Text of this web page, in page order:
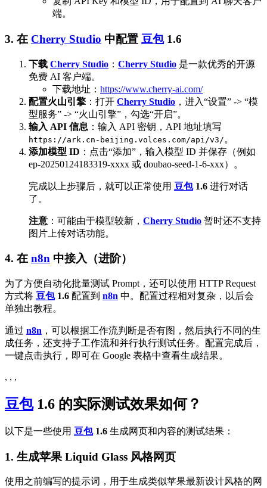
端。
3. 在 Cherry Studio 中配置 豆包1.6
下载 Cherry Studio ： Cherry Studio 是一款优秀的开源
免费 AI 客户端。
下载地址： https://www.cherry-ai.com/
配置火山引擎 ：打开 Cherry Studio ，进入“设置” -> “模
型服务” -> “火山引擎”，勾选“开启”。
输入 API 信息 ：输入 API 密钥，API 地址填写
https://ark.cn-beijing.volces.com/api/v3/ 。
添加模型 ID ：点击“添加”，输入模型 ID 并保存（例如
ep-20250124183319-xxxx 或 doubao-seed-1-6-xxx）。
完成以上步骤后，就可以正常使用 豆包1.6 进行对话
了。
注意 ：可能由于模型较新， Cherry Studio 暂时还不支持
图片上传对话功能。
4. 在 n8n 中接入（进阶）
为了方便自动化批量测试 Prompt，还可以使用 HTTP Request
方式将 豆包1.6 配置到 n8n 中。配置过程相对复杂，以后会
单独出教程。
通过 n8n ，可以根据工作流判断是否有图，然后执行不同的生
成任务，还支持子工作流和并行执行测试任务。配置完成后，
一键点击执行，即可在 Google 表格中查看生成结果。
, , ,
豆包1.6 的实际测试效果如何？
以下是一些使用 豆包1.6 生成网页和内容的测试结果：
1. 生成苹果 Liquid Glass 风格网页
使用之前编写的提示词，用于生成类似苹果最新设计风格的网